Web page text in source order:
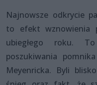
Najnowsze odkrycie
to efekt wznowienia
ubiegłego roku.
poszukiwania
Meyenricka. Byli